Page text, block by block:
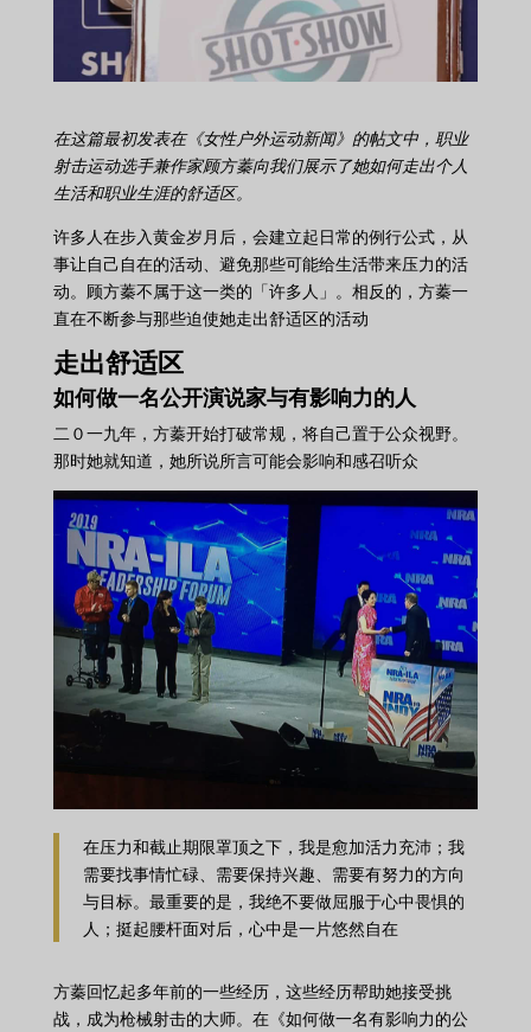
在这篇最初发表在《女性户外运动新闻》的帖文中，职业
射击运动选手兼作家顾方蓁向我们展示了她如何走出个人
生活和职业生涯的舒适区。
许多人在步入黄金岁月后，会建立起日常的例行公式，从
事让自己自在的活动、避免那些可能给生活带来压力的活
动。顾方蓁不属于这一类的「许多人」。相反的，方蓁一
直在不断参与那些迫使她走出舒适区的活动
走出舒适区
如何做一名公开演说家与有影响力的人
二０一九年，方蓁开始打破常规，将自己置于公众视野。
那时她就知道，她所说所言可能会影响和感召听众
在压力和截止期限罩顶之下，我是愈加活力充沛；我
需要找事情忙碌、需要保持兴趣、需要有努力的方向
与目标。最重要的是，我绝不要做屈服于心中畏惧的
人；挺起腰杆面对后，心中是一片悠然自在
方蓁回忆起多年前的一些经历，这些经历帮助她接受挑
战，成为枪械射击的大师。在《如何做一名有影响力的公